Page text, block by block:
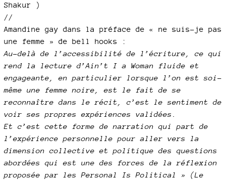
Shakur )
//
Amandine gay dans la préface de « ne suis-je pas
une femme » de bell hooks :
Au-delà de l’accessibilité de l’écriture, ce qui
rend la lecture d’Ain’t I a Woman fluide et
engageante, en particulier lorsque l’on est soi-
même une femme noire, est le fait de se
reconnaître dans le récit, c’est le sentiment de
voir ses propres expériences validées.
Et c’est cette forme de narration qui part de
l’expérience personnelle pour aller vers la
dimension collective et politique des questions
abordées qui est une des forces de la réflexion
proposée par les Personal Is Political » (Le